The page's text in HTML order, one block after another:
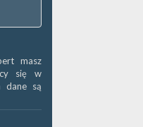
masz
się w
dane są